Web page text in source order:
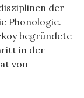
der
Phonologie.
begründete
in der
von